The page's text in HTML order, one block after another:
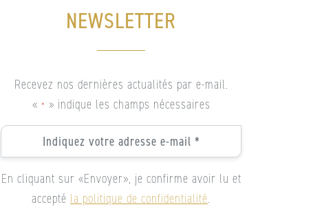
NEWSLETTER
Recevez nos dernières actualités par e-mail.
« * » indique les champs nécessaires
Email
**
En cliquant sur «Envoyer», je confirme avoir lu et
accepté la politique de confidentialité.